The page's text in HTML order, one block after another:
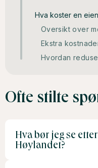
Hva koster en
Oversikt over
Ekstra
Hvordan
Ofte stilte
Hva bør jeg se
Høylandet?